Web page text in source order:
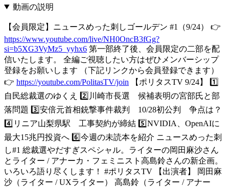
動画の説明
【会員限定】ニュースめった刺しゴールデン #1（9/24） 👉️
https://www.youtube.com/live/NH0OncB3fGg?
si=b5XG3VyMz5_yyhx6 第一部終了後、会員限定の二部を配
信いたします。 全編ご視聴したい方はぜひメンバーシップ
登録をお願いします （下記リンクから会員登録できます）
👉 https://youtube.com/PolitasTV/join 【ポリタスTV 9/24】 1️⃣
自民総裁選のゆくえ 2️⃣川崎市長選 候補表明の宮部氏と部
落問題 3️⃣安倍元首相銃撃事件裁判 10/28初公判 争点は？
4️⃣リニア山梨県駅 工事契約が締結 5️⃣NVIDIA、OpenAIに
最大15兆円投資へ 6️⃣今週の未読本を紹介 ニュースめった刺
し#1 総裁選やだすぎスペシャル。ライターの岡田麻沙さん
とライター / アナーカ・フェミニスト高島鈴さんの新企画。
いろいろ語り尽くします！ #ポリタスTV 【出演者】 岡田麻
沙（ライター / UXライター） 高島鈴（ライター / アナー